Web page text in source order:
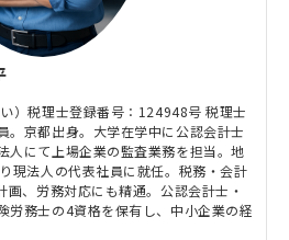
）税理士登録番号：124948号 税理士
。京都出身。大学在学中に公認会計士
人にて上場企業の監査業務を担当。地
現法人の代表社員に就任。税務・会計
画、労務対応にも精通。公認会計士・
労務士の4資格を保有し、中小企業の経